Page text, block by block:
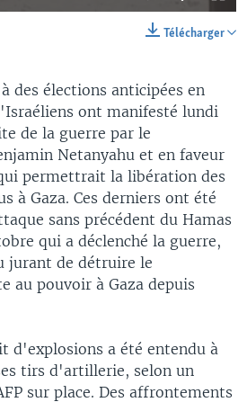
Télécharger
des élections anticipées en
ont manifesté lundi
de la guerre par le
Netanyahu et en faveur
permettrait la libération des
à Gaza. Ces derniers ont été
sans précédent du Hamas
qui a déclenché la guerre,
jurant de détruire le
au pouvoir à Gaza depuis
d'explosions a été entendu à
tirs d'artillerie, selon un
sur place. Des affrontements